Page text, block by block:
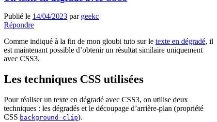
Publié le 14/04/2023 par geekc
Répondre
Comme indiqué à la fin de mon gloubi tuto sur le texte en dégradé, il
est maintenant possible d’obtenir un résultat similaire uniquement
avec CSS3.
Les techniques CSS utilisées
Pour réaliser un texte en dégradé avec CSS3, on utilise deux
techniques : les dégradés et le découpage d’arrière-plan (propriété
CSS background-clip).